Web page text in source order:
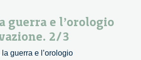
guerra e l’orologio
2/3
guerra e l’orologio